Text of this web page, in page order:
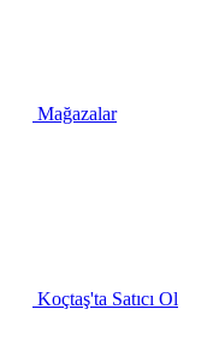
Mağazalar
Koçtaş'ta Satıcı Ol